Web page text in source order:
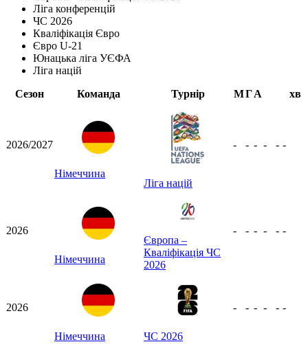
Ліга конференцій
ЧС 2026
Кваліфікація Євро
Євро U-21
Юнацька ліга УЄФА
Ліга націй
Сезон
Команда Турнір МГА хв
2026/2027
Німеччина
Ліга націй
- - - - - -
2026
Німеччина
Європа –
Кваліфікація ЧС
2026
- - - - - -
2026
Німеччина ЧС 2026
- - - - - -